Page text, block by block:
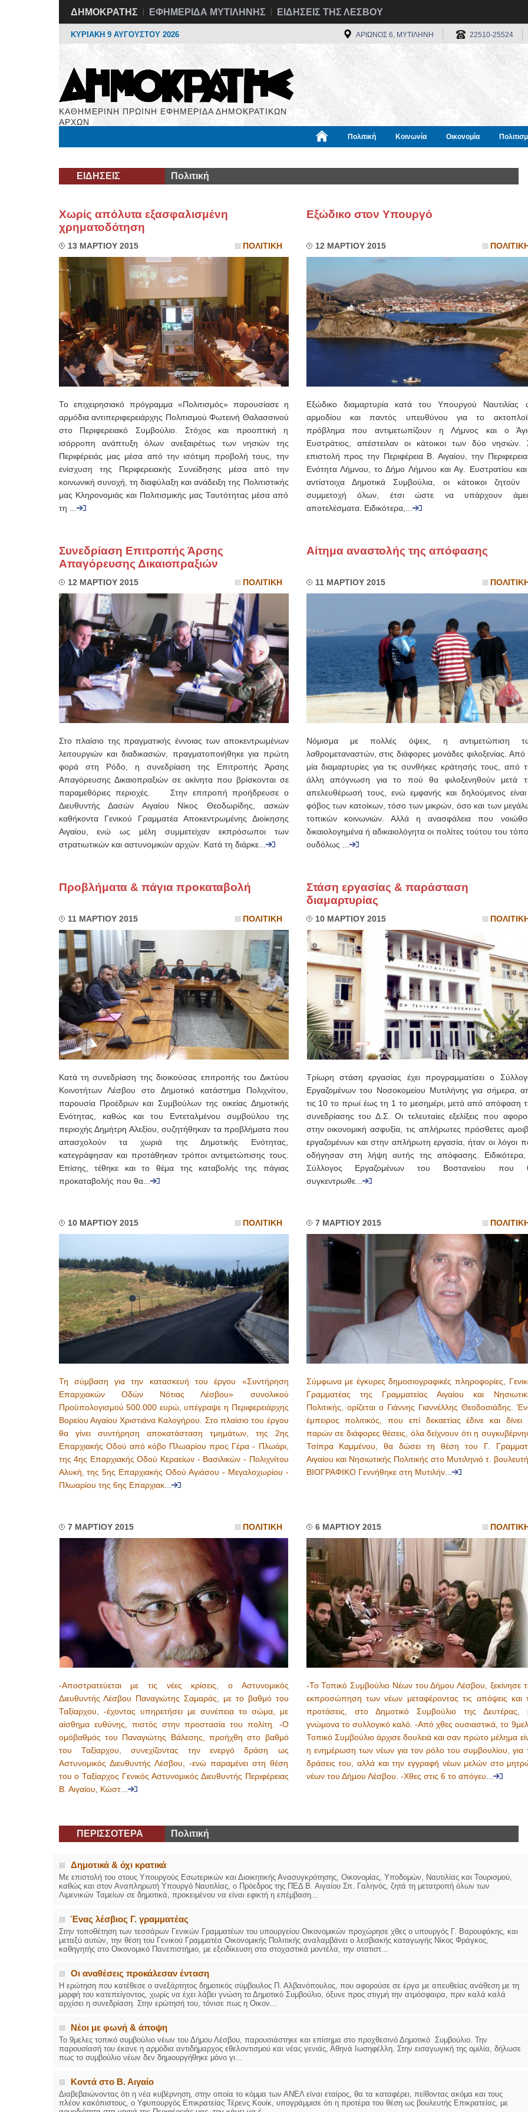
ΔΗΜΟΚΡΑΤΗΣ ΕΦΗΜΕΡΙΔΑ ΜΥΤΙΛΗΝΗΣ ΕΙΔΗΣΕΙΣ ΤΗΣ ΛΕΣΒΟΥ
ΚΥΡΙΑΚΗ 9 ΑΥΓΟΥΣΤΟΥ 2026 ΑΡΙΩΝΟΣ 6, ΜΥΤΙΛΗΝΗ 22510-25524
ΚΑΘΗΜΕΡΙΝΗ ΠΡΩΙΝΗ ΕΦΗΜΕΡΙΔΑ ΔΗΜΟΚΡΑΤΙΚΩΝ
ΑΡΧΩΝ
Πολιτική Κοινωνία Οικονομία
ΕΙΔΗΣΕΙΣ Πολιτική
Χωρίς απόλυτα εξασφαλισμένη
χρηματοδότηση
13 ΜΑΡΤΙΟΥ 2015 ΠΟΛΙΤΙΚΗ
Το επιχειρησιακό πρόγραμμα «Πολιτισμός» παρουσίασε η
αρμόδια αντιπεριφερειάρχης Πολιτισμού Φωτεινή Θαλασσινού
στο Περιφερειακό Συμβούλιο. Στόχος και προοπτική η
ισόρροπη ανάπτυξη όλων ανεξαιρέτως των νησιών της
Περιφέρειάς μας μέσα από την ισότιμη προβολή τους, την
ενίσχυση της Περιφερειακής Συνείδησης μέσα από την
κοινωνική συνοχή, τη διαφύλαξη και ανάδειξη της Πολιτιστικής
μας Κληρονομιάς και Πολιτισμικής μας Ταυτότητας μέσα από
τη ...
Εξώδικο στον Υπουργό
12 ΜΑΡΤΙΟΥ 2015 ΠΟΛΙΤΙΚΗ
Εξώδικο διαμαρτυρία κατά του Υπουργού Ναυτιλίας
αρμοδίου και παντός υπευθύνου για το
πρόβλημα που αντιμετωπίζουν η Λήμνος και ο
Ευστράτιος, απέστειλαν οι κάτοικοι των δύο νησιών.
επιστολή προς την Περιφέρεια Β. Αιγαίου, την
Ενότητα Λήμνου, το Δήμο Λήμνου και Αγ. Ευστρατίου
αντίστοιχα Δημοτικά Συμβούλια, οι κάτοικοι ζητούν
συμμετοχή όλων, έτσι ώστε να υπάρχουν
αποτελέσματα. Ειδικότερα,...
Συνεδρίαση Επιτροπής Άρσης
Απαγόρευσης Δικαιοπραξιών
12 ΜΑΡΤΙΟΥ 2015 ΠΟΛΙΤΙΚΗ
Στο πλαίσιο της πραγματικής έννοιας των αποκεντρωμένων
λειτουργιών και διαδικασιών, πραγματοποιήθηκε για πρώτη
φορά στη Ρόδο, η συνεδρίαση της Επιτροπής Άρσης
Απαγόρευσης Δικαιοπραξιών σε ακίνητα που βρίσκονται σε
παραμεθόριες περιοχές. Στην επιτροπή προήδρευσε ο
Διευθυντής Δασών Αιγαίου Νίκος Θεοδωρίδης, ασκών
καθήκοντα Γενικού Γραμματέα Αποκεντρωμένης Διοίκησης
Αιγαίου, ενώ ως μέλη συμμετείχαν εκπρόσωποι των
στρατιωτικών και αστυνομικών αρχών. Κατά τη διάρκε...
Αίτημα αναστολής της απόφασης
11 ΜΑΡΤΙΟΥ 2015 ΠΟΛΙΤΙΚΗ
Νόμισμα με πολλές όψεις, η αντιμετώπιση
λαθρομεταναστών, στις διάφορες μονάδες φιλοξενίας. Από
μία διαμαρτυρίες για τις συνθήκες κράτησής τους, από
άλλη απόγνωση για το πού θα φιλοξενηθούν μετά
απελευθέρωσή τους, ενώ εμφανής και δηλούμενος
φόβος των κατοίκων, τόσο των μικρών, όσο και των
τοπικών κοινωνιών. Αλλά η ανασφάλεια που
δικαιολογημένα ή αδικαιολόγητα οι πολίτες τούτου του
ουδόλως ...
Προβλήματα & πάγια προκαταβολή
11 ΜΑΡΤΙΟΥ 2015 ΠΟΛΙΤΙΚΗ
Κατά τη συνεδρίαση της διοικούσας επιτροπής του Δικτύου
Κοινοτήτων Λέσβου στο Δημοτικό κατάστημα Πολιχνίτου,
παρουσία Προέδρων και Συμβούλων της οικείας Δημοτικής
Ενότητας, καθώς και του Εντεταλμένου συμβούλου της
περιοχής Δημήτρη Αλεξίου, συζητήθηκαν τα προβλήματα που
απασχολούν τα χωριά της Δημοτικής Ενότητας,
κατεγράφησαν και προτάθηκαν τρόποι αντιμετώπισης τους.
Επίσης, τέθηκε και το θέμα της καταβολής της πάγιας
προκαταβολής που θα...
Στάση εργασίας & παράσταση
διαμαρτυρίας
10 ΜΑΡΤΙΟΥ 2015 ΠΟΛΙΤΙΚΗ
Τρίωρη στάση εργασίας έχει προγραμματίσει ο
Εργαζομένων του Νοσοκομείου Μυτιλήνης για σήμερα,
τις 10 το πρωί έως τη 1 το μεσημέρι, μετά από απόφαση
συνεδρίασης του Δ.Σ. Οι τελευταίες εξελίξεις που
στην οικονομική ασφυξία, τις απλήρωτες πρόσθετες
εργαζομένων και στην απλήρωτη εργασία, ήταν οι λόγοι
οδήγησαν στη λήψη αυτής της απόφασης.
Σύλλογος Εργαζομένων του Βοστανείου που
συγκεντρωθε...
10 ΜΑΡΤΙΟΥ 2015 ΠΟΛΙΤΙΚΗ
Τη σύμβαση για την κατασκευή του έργου «Συντήρηση
Επαρχιακών Οδών Νότιας Λέσβου» συνολικού
Προϋπολογισμού 500.000 ευρώ, υπέγραψε η Περιφερειάρχης
Βορείου Αιγαίου Χριστιάνα Καλογήρου. Στο πλαίσιο του έργου
θα γίνει συντήρηση αποκατάσταση τμημάτων, της 2ης
Eπαρχιακής Οδού από κόβο Πλωαρίου προς Γέρα - Πλωάρι,
της 4ης Eπαρχιακής Οδού Κεραείων - Βασιλικών - Πολιχνίτου
Αλυκή, της 5ης Eπαρχιακής Οδού Αγιάσου - Μεγαλοχωρίου -
Πλωαρίου της 6ης Eπαρχιακ...
7 ΜΑΡΤΙΟΥ 2015 ΠΟΛΙΤΙΚΗ
Σύμφωνα με έγκυρες δημοσιογραφικές πληροφορίες,
Γραμματέας της Γραμματείας Αιγαίου και
Πολιτικής, ορίζεται ο Γιάννης Γιαννέλλης Θεοδοσιάδης.
έμπειρος πολιτικός, που επί δεκαετίας έδινε και δίνει
παρών σε διάφορες θέσεις, όλα δείχνουν ότι η
Τσίπρα Καμμένου, θα δώσει τη θέση του Γ.
Αιγαίου και Νησιωτικής Πολιτικής στο Μυτιληνιό τ.
ΒΙΟΓΡΑΦΙΚΟ Γεννήθηκε στη Μυτιλήν...
7 ΜΑΡΤΙΟΥ 2015 ΠΟΛΙΤΙΚΗ
-Αποστρατεύεται με τις νέες κρίσεις, ο Αστυνομικός
Διευθυντής Λέσβου Παναγιώτης Σαμαράς, με το βαθμό του
Ταξίαρχου, -έχοντας υπηρετήσει με συνέπεια το σώμα, με
αίσθημα ευθύνης, πιστός στην προστασία του πολίτη. -Ο
ομόβαθμός του Παναγιώτης Βάλεσης, προήχθη στο βαθμό
του Ταξίαρχου, συνεχίζοντας την ενεργό δράση ως
Αστυνομικός Διευθυντής Λέσβου, -ενώ παραμένει στη θέση
του ο Ταξίαρχος Γενικός Αστυνομικός Διευθυντής Περιφέρειας
Β. Αιγαίου, Κώστ...
6 ΜΑΡΤΙΟΥ 2015 ΠΟΛΙΤΙΚΗ
-Το Τοπικό Συμβούλιο Νέων του Δήμου Λέσβου, ξεκίνησε
εκπροσώπηση των νέων μεταφέροντας τις απόψεις και
προτάσεις, στο Δημοτικό Συμβούλιο της Δευτέρας,
γνώμονα το συλλογικό καλό. -Από χθες ουσιαστικά, το
Τοπικό Συμβούλιο άρχισε δουλειά και σαν πρώτο μέλημα
η ενημέρωση των νέων για τον ρόλο του συμβουλίου, για
δράσεις του, αλλά και την εγγραφή νέων μελών στο
νέων του Δήμου Λέσβου. -Χθες στις 6 το απόγευ...
ΠΕΡΙΣΣΟΤΕΡΑ Πολιτική
Δημοτικά & όχι κρατικά
Με επιστολή του στους Υπουργούς Εσωτερικών και Διοικητικής Ανασυγκρότησης, Οικονομίας, Υποδομών, Ναυτιλίας και Τουρισμού,
καθώς και στον Αναπληρωτή Υπουργό Ναυτιλίας, ο Πρόεδρος της ΠΕΔ Β. Αιγαίου Σπ. Γαληνός, ζητά τη μετατροπή όλων των
Λιμενικών Ταμείων σε δημοτικά, προκειμένου να είναι εφικτή η επέμβαση...
Ένας λέσβιος Γ. γραμματέας
Στην τοποθέτηση των τεσσάρων Γενικών Γραμματέων του υπουργείου Οικονομικών προχώρησε χθες ο υπουργός Γ. Βαρουφάκης, και
μεταξύ αυτών, την θέση του Γενικού Γραμματέα Οικονομικής Πολιτικής αναλαμβάνει ο λεσβιακής καταγωγής Νίκος Φράγκος,
καθηγητής στο Οικονομικό Πανεπιστήμιο, με εξειδίκευση στα στοχαστικά μοντέλα, την στατιστ...
Οι αναθέσεις προκάλεσαν ένταση
Η ερώτηση που κατέθεσε ο ανεξάρτητος δημοτικός σύμβουλος Π. Αλβανόπουλος, που αφορούσε σε έργα με απευθείας ανάθεση με τη
μορφή του κατεπείγοντος, χωρίς να έχει λάβει γνώση το Δημοτικό Συμβούλιο, όξυνε προς στιγμή την ατμόσφαιρα, πριν καλά καλά
αρχίσει η συνεδρίαση. Στην ερώτησή του, τόνισε πως η Οικον...
Νέοι με φωνή & άποψη
Το 9μελες τοπικό συμβούλιο νέων του Δήμου Λέσβου, παρουσιάστηκε και επίσημα στο προχθεσινό Δημοτικό Συμβούλιο. Την
παρουσίασή του έκανε η αρμόδια αντιδήμαρχος εθελοντισμού και νέας γενιάς, Αθηνά Ιωσηφέλλη. Στην εισαγωγική της ομιλία, δήλωσε
πως το συμβούλιο νέων δεν δημιουργήθηκε μόνο γι...
Κοντά στο Β. Αιγαίο
Διαβεβαιώνοντας ότι η νέα κυβέρνηση, στην οποία το κόμμα των ΑΝΕΛ είναι εταίρος, θα τα καταφέρει, πείθοντας ακόμα και τους
πλέον κακόπιστους, ο Υφυπουργός Επικρατείας Τέρενς Κουίκ, υπογράμμισε ότι η προτέρα του θέση ως βουλευτής Επικρατείας, με
ΙΩΑΝΝΗΣ Α. ΜΑΛΛΙΑΣ
Καλλιπόλεως 3,Νέα Σμύρνη,
Καβέτσου 10, Μυτιλήνη, τηλ:
2251038065
Χειρουργός Ωτορινολαρυγγολόγος
Έλενα Μπούμπα
Στρατιωτικός Ιατρός
Διδ.Παν.Αθηνών
Διπλωματούχος Ευρ.Ακαδημίας
Πάρνηθας 95-97 Αχαρναί
2102467085 & 6938502258